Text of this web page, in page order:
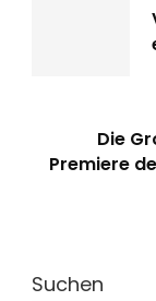
Die
Premiere
Suchen